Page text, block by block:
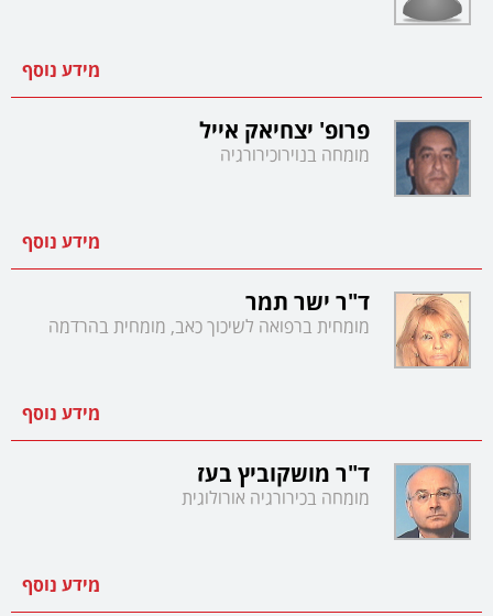
מידע נוסף
פרופ' יצחיאק אייל
מומחה בנוירוכירורגיה
מידע נוסף
ד"ר ישר תמר
מומחית ברפואה לשיכוך כאב, מומחית בהרדמה
מידע נוסף
ד"ר מושקוביץ בעז
מומחה בכירורגיה אורולוגית
מידע נוסף